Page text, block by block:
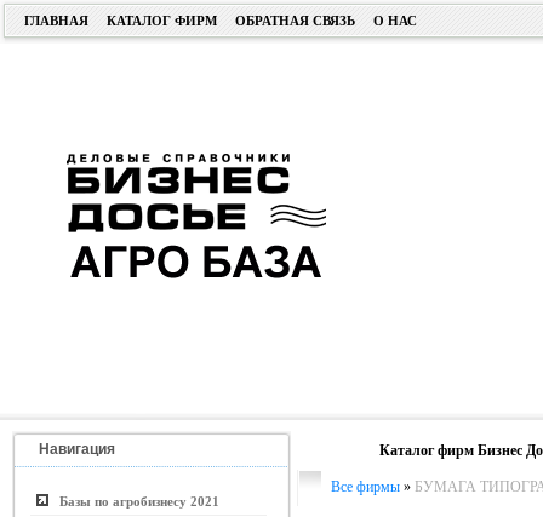
ГЛАВНАЯ КАТАЛОГ ФИРМ ОБРАТНАЯ СВЯЗЬ О НАС
Навигация
Базы по агробизнесу 2021
Каталог фирм Бизнес
Все фирмы » БУМАГА